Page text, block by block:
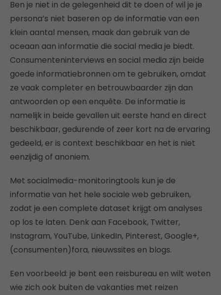
Ben je niet in de gelegenheid dit te doen of wil je je
persona’s niet baseren op de informatie van een
klein aantal mensen, maak dan gebruik van de
oceaan aan informatie die social media je biedt.
Consumenteninterviews en social media zijn beide
goede informatiebronnen om te gebruiken, omdat
ze vaak completer en betrouwbaarder zijn dan
antwoorden op een enquête. De informatie is
namelijk in beide gevallen uit eerste hand en direct
beschikbaar, gedurende of zeer kort na de ervaring
gedeeld, er is context beschikbaar en het is niet
eenzijdig of anoniem.
Met socialmedia-monitoringtools kun je de
informatie van het hele sociale web gebruiken,
zodat je een complete dataset krijgt om analyses
op los te laten. Denk aan Facebook, Twitter,
Instagram, YouTube, LinkedIn, Pinterest, Google+,
(consumenten)fora, nieuwssites en blogs.
Een voorbeeld: je bent een reisbureau en wilt weten
wie zich ook buiten de vakanties met reizen